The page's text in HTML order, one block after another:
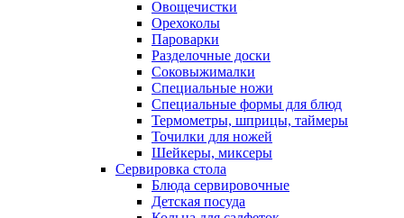
Овощечистки
Орехоколы
Пароварки
Разделочные доски
Соковыжималки
Специальные ножи
Специальные формы для блюд
Термометры, шприцы, таймеры
Точилки для ножей
Шейкеры, миксеры
Сервировка стола
Блюда сервировочные
Детская посуда